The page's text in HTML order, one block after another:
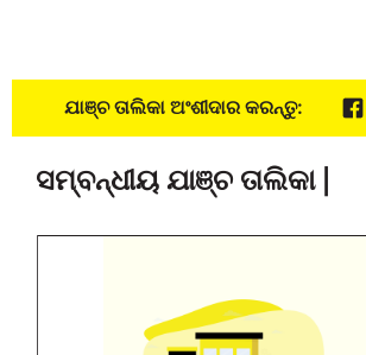
ଯାଞ୍ଚ ତାଲିକା ଅଂଶୀଦାର କରନ୍ତୁ:
ସମ୍ବନ୍ଧୀୟ ଯାଞ୍ଚ ତାଲିକା |